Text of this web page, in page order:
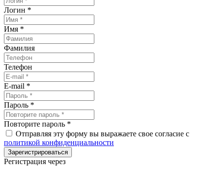
Логин *
Имя *
Фамилия
Телефон
E-mail *
Пароль *
Повторите пароль *
Отправляя эту форму вы выражаете свое согласие с
политикой конфиденциальности
Зарегистрироваться
Регистрация через